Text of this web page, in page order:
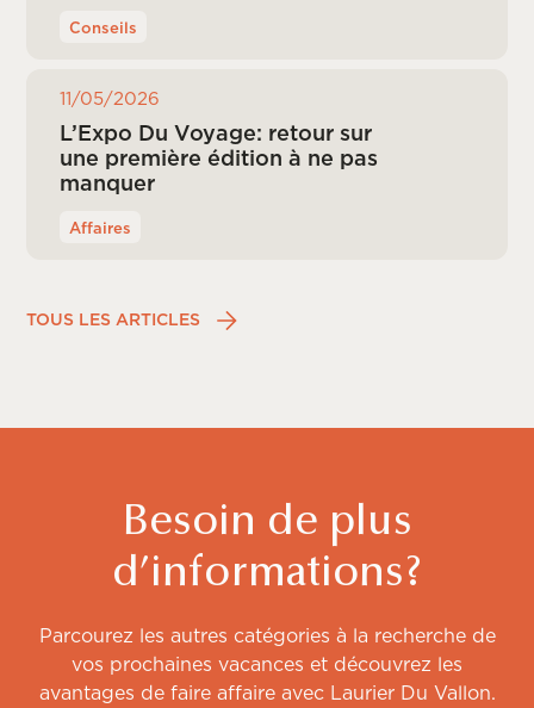
Conseils
11/05/2026
L’Expo Du Voyage: retour sur
une première édition à ne pas
manquer
Affaires
TOUS LES ARTICLES
Besoin de plus
d’informations?
Parcourez les autres catégories à la recherche de
vos prochaines vacances et découvrez les
avantages de faire affaire avec Laurier Du Vallon.